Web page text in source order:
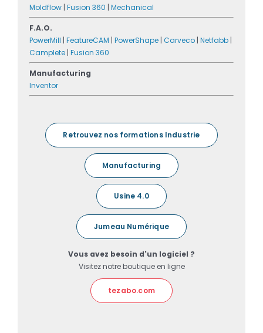
Moldflow | Fusion 360 | Mechanical
F.A.O.
PowerMill | FeatureCAM | PowerShape | Carveco | Netfabb |
Camplete | Fusion 360
Manufacturing
Inventor
Retrouvez nos formations Industrie
Manufacturing
Usine 4.0
Jumeau Numérique
Vous avez besoin d'un logiciel ?
Visitez notre boutique en ligne
tezabo.com